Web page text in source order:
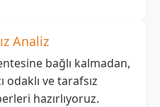
Analiz
bağlı kalmadan,
odaklı ve tarafsız
hazırlıyoruz.